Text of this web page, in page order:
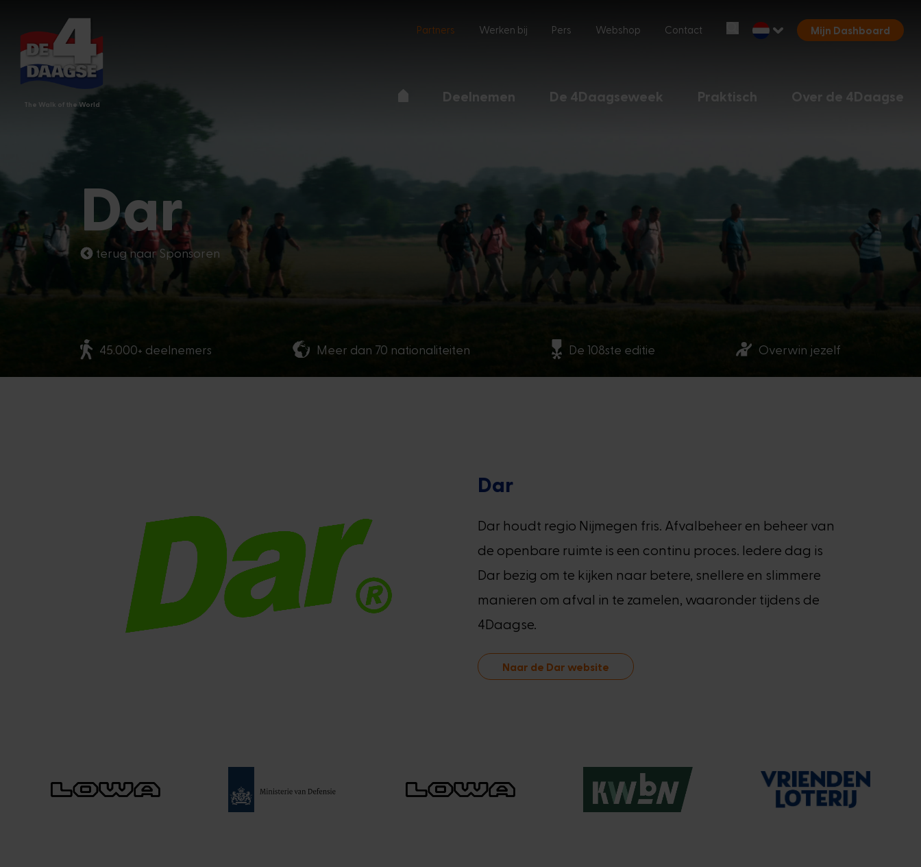
The Walk of the World
Partners Werken bij Pers Webshop Contact Mijn Dashboard
Deelnemen De 4Daagseweek Praktisch Over de 4Daagse
Dar
terug naar Sponsoren
45.000+ deelnemers Meer dan 70 nationaliteiten De 108ste editie Overwin jezelf
Dar
Dar houdt regio Nijmegen fris. Afvalbeheer en beheer van
de openbare ruimte is een continu proces. Iedere dag is
Dar bezig om te kijken naar betere, snellere en slimmere
manieren om afval in te zamelen, waaronder tijdens de
4Daagse.
Naar de Dar website
Hoi, ik ben Miles, de chatbot van de
7:30 AM